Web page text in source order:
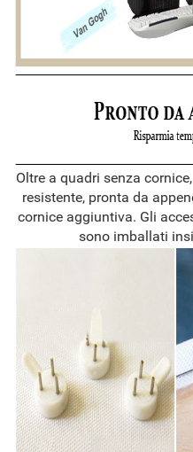
Oltre a quadri senza
resistente, pronta da
cornice aggiuntiva. Gli
sono imballati